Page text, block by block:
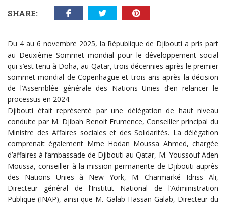
SHARE:
Du 4 au 6 novembre 2025, la République de Djibouti a pris part
au Deuxième Sommet mondial pour le développement social
qui s’est tenu à Doha, au Qatar, trois décennies après le premier
sommet mondial de Copenhague et trois ans après la décision
de l’Assemblée générale des Nations Unies d’en relancer le
processus en 2024.
Djibouti était représenté par une délégation de haut niveau
conduite par M. Djibah Benoit Frumence, Conseiller principal du
Ministre des Affaires sociales et des Solidarités. La délégation
comprenait également Mme Hodan Moussa Ahmed, chargée
d’affaires à l’ambassade de Djibouti au Qatar, M. Youssouf Aden
Moussa, conseiller à la mission permanente de Djibouti auprès
des Nations Unies à New York, M. Charmarké Idriss Ali,
Directeur général de l’Institut National de l’Administration
Publique (INAP), ainsi que M. Galab Hassan Galab, Directeur du